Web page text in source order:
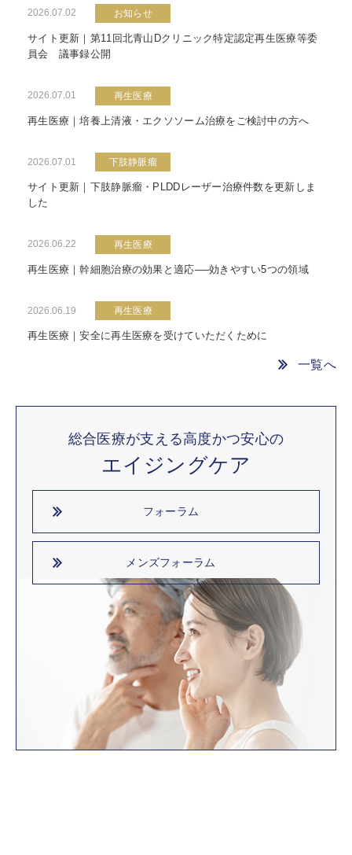
2026.07.02 お知らせ
サイト更新｜第11回北青山Dクリニック特定認定再生医療等委
員会 議事録公開
2026.07.01 再生医療
再生医療｜培養上清液・エクソソーム治療をご検討中の方へ
2026.07.01 下肢静脈瘤
サイト更新｜下肢静脈瘤・PLDDレーザー治療件数を更新しま
した
2026.06.22 再生医療
再生医療｜幹細胞治療の効果と適応──効きやすい5つの領域
2026.06.19 再生医療
再生医療｜安全に再生医療を受けていただくために
一覧へ
総合医療が支える高度かつ安心の
エイジングケア
フォーラム
メンズフォーラム